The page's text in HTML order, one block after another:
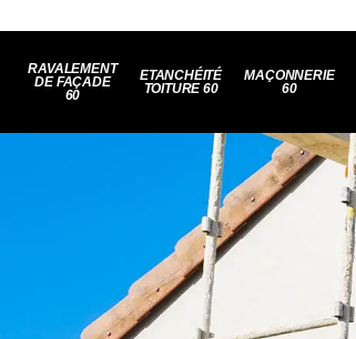
RAVALEMENT
DE FAÇADE
60
ETANCHÉITÉ
TOITURE 60
MAÇONNERIE
60